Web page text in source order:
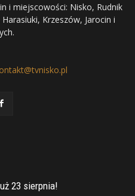
i miejscowości: Nisko, Rudnik
Krzeszów, Jarocin i
23 sierpnia!